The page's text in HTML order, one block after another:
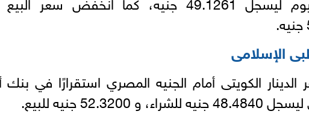
الإسلامى
الكويتى أمام الجنيه المصري استقرارًا في
و 52.3200 جنيه للبيع.